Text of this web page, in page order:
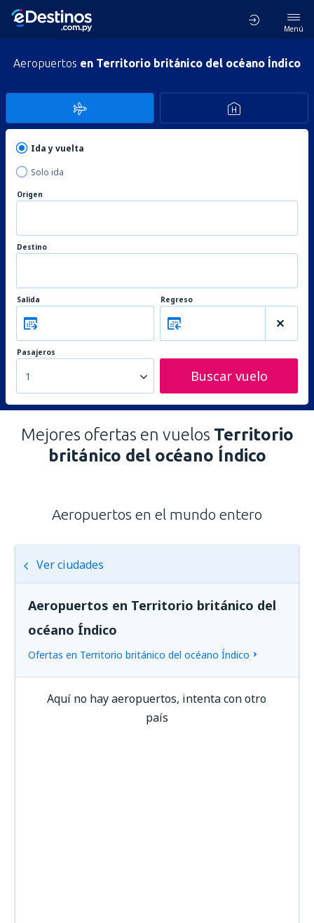
Menú
Aeropuertos en Territorio británico del océano Índico
Ida y vuelta
Solo ida
Origen
Destino
Salida Regreso
Pasajeros
1 Buscar vuelo
Mejores ofertas en vuelos Territorio
británico del océano Índico
Aeropuertos en el mundo entero
Ver ciudades
Aeropuertos en Territorio británico del
océano Índico
Ofertas en Territorio británico del océano Índico
Aquí no hay aeropuertos, intenta con otro
país